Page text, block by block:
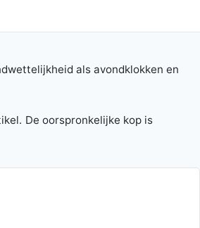
als avondklokken en
De oorspronkelijke kop is